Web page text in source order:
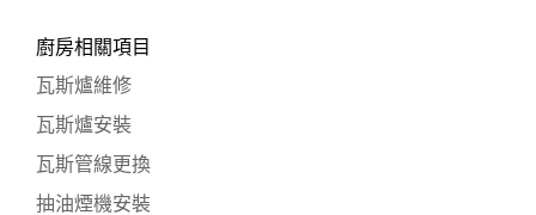
廚房相關項目
瓦斯爐維修
瓦斯爐安裝
瓦斯管線更換
抽油煙機安裝